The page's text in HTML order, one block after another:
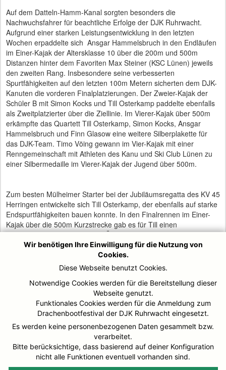
Auf dem Datteln-Hamm-Kanal sorgten besonders die
Nachwuchsfahrer für beachtliche Erfolge der DJK Ruhrwacht.
Aufgrund einer starken Leistungsentwicklung in den letzten
Wochen erpaddelte sich Ansgar Hammelsbruch in den Endläufen
im Einer-Kajak der Altersklasse 10 über die 200m und 500m
Distanzen hinter dem Favoriten Max Steiner (KSC Lünen) jeweils
den zweiten Rang. Insbesondere seine verbesserten
Spurtfähigkeiten auf den letzten 100m Metern sicherten dem DJK-
Kanuten die vorderen Finalplatzierungen. Der Zweier-Kajak der
Schüler B mit Simon Kocks und Till Osterkamp paddelte ebenfalls
als Zweitplatzierter über die Ziellinie. Im Vierer-Kajak über 500m
erkämpfte das Quartett Till Osterkamp, Simon Kocks, Ansgar
Hammelsbruch und Finn Glasow eine weitere Silberplakette für
das DJK-Team. Timo Vöing gewann im Vier-Kajak mit einer
Renngemeinschaft mit Athleten des Kanu und Ski Club Lünen zu
einer Silbermedaille im Vierer-Kajak der Jugend über 500m.
Zum besten Mülheimer Starter bei der Jubiläumsregatta des KV 45
Herringen entwickelte sich Till Osterkamp, der ebenfalls auf starke
Endspurtfähigkeiten bauen konnte. In den Finalrennen im Einer-
Kajak über die 500m Kurzstrecke gab es für Till einen
hervorragenden zweiten Platz. Über die 200m Sprintstrecke folgte
ein dritter Rang. Gemeinsam mit seinem Partner Simon Kocks
erpaddelte Till Osterkamp noch einen dritten Finalplatz im Zweier-
Kajak über 200m.
Auch Gerwin Hammelsbruch (Schüler Altersklasse 13) kämpfte
über seine bisherigen Leistungsgrenzen hinaus. Jeweils einen
dritten Platz sicherte sich der DJK Schüler in den Finalläufen über
200 und 500m. Angelina Polzin (Schülerinnen Altersklasse 11)
zeigte mit ihrem dritten Platz im Einer-Kajak über 500m, dass sie
ihr Paddelleistungen ebenfalls steigern konnte.
Wir benötigen Ihre Einwilligung für die Nutzung von
Cookies.
Diese Webseite benutzt Cookies.
Notwendige Cookies werden für die Bereitstellung dieser
Webseite genutzt.
Funktionales Cookies werden für die Anmeldung zum
Drachenbootfestival der DJK Ruhrwacht eingesetzt.
Es werden keine personenbezogenen Daten gesammelt bzw.
verarbeitet.
Bitte berücksichtige, dass basierend auf deiner Konfiguration
nicht alle Funktionen eventuell vorhanden sind.